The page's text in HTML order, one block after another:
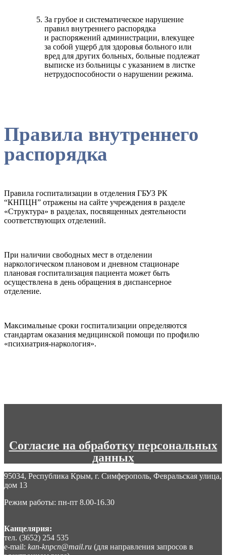
За грубое и систематическое нарушение
правил внутреннего распорядка
и распоряжений администрации, влекущее
за собой ущерб для здоровья больного или
вред для других больных, больные подлежат
выписке из больницы с указанием в листке
нетрудоспособности о нарушении режима.
Правила внутреннего
распорядка
Правила госпитализации в отделения ГБУЗ РК
“КНПЦН” отражены на сайте учреждения в разделе
«Структура» в разделах, посвященных деятельности
соответствующих отделений.
При наличии свободных мест в отделении
наркологическом плановом и дневном стационаре
плановая госпитализация пациента может быть
осуществлена в день обращения в диспансерное
отделение.
Максимальные сроки госпитализации определяются
стандартам оказания медицинской помощи по профилю
«психиатрия-наркология».
Согласие на обработку персональных
данных
95034, Республика Крым, г. Симферополь, Февральская улица,
дом 13
Режим работы: пн-пт 8.00-16.30
Канцелярия:
тел. (3652) 254 535
e-mail: kan-knpcn@mail.ru (для направления запросов в